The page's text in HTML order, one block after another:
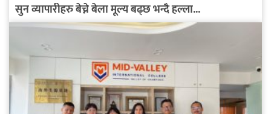
सुन व्यापारीहरु बेच्ने बेला मूल्य बढ्छ भन्दै हल्ला...